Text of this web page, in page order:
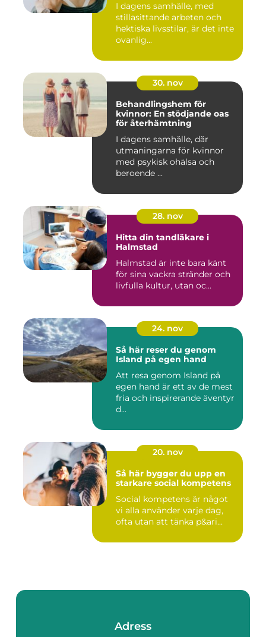
I dagens samhälle, med
stillasittande arbeten och
hektiska livsstilar, är det inte
ovanlig...
30. nov
Behandlingshem för
kvinnor: En stödjande oas
för återhämtning
I dagens samhälle, där
utmaningarna för kvinnor
med psykisk ohälsa och
beroende ...
28. nov
Hitta din tandläkare i
Halmstad
Halmstad är inte bara känt
för sina vackra stränder och
livfulla kultur, utan oc...
24. nov
Så här reser du genom
Island på egen hand
Att resa genom Island på
egen hand är ett av de mest
fria och inspirerande äventyr
d...
20. nov
Så här bygger du upp en
starkare social kompetens
Social kompetens är något
vi alla använder varje dag,
ofta utan att tänka p&ari...
Adress